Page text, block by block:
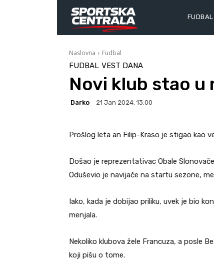
FUDBAL
Naslovna Fudbal
FUDBAL VEST DANA
Novi klub stao u
Darko 21 Jan 2024. 13:00
Prošlog leta an Filip-Kraso je stigao kao
Došao je reprezentativac Obale
Oduševio je navijače na startu sezone,
Iako, kada je dobijao priliku, uvek je bio
menjala.
Nekoliko klubova žele Francuza, a posle
koji pišu o tome.